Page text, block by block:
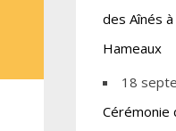
des Aînés
Hameaux
18
Cérémonie